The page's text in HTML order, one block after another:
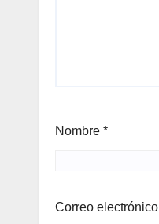
Nombre *
Correo electrónico